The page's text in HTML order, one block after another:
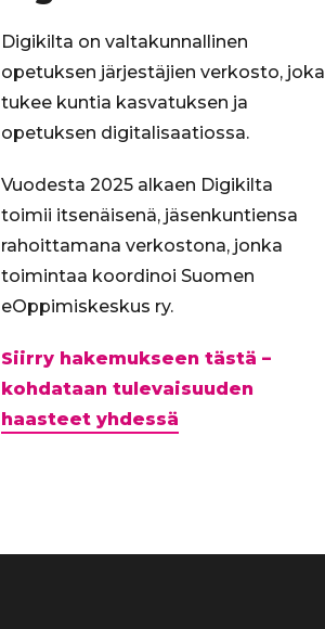
Digikilta on valtakunnallinen
opetuksen järjestäjien verkosto, joka
tukee kuntia kasvatuksen ja
opetuksen digitalisaatiossa.
Vuodesta 2025 alkaen Digikilta
toimii itsenäisenä, jäsenkuntiensa
rahoittamana verkostona, jonka
toimintaa koordinoi Suomen
eOppimiskeskus ry.
Siirry hakemukseen tästä –
kohdataan tulevaisuuden
haasteet yhdessä